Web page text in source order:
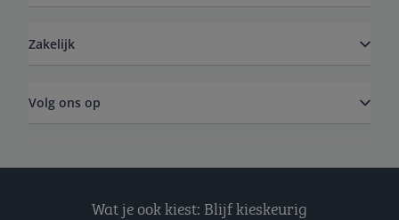
Zakelijk
Volg ons op
Wat je ook kiest: Blijf kieskeurig